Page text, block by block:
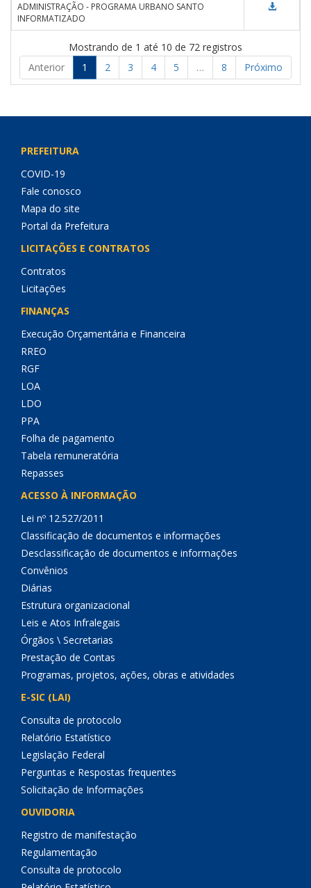
ADMINISTRAÇÃO - PROGRAMA URBANO SANTO
INFORMATIZADO
Mostrando de 1 até 10 de 72 registros
Anterior
1 2 3 4 5 … 8 Próximo
PREFEITURA
COVID-19
Fale conosco
Mapa do site
Portal da Prefeitura
LICITAÇÕES E CONTRATOS
Contratos
Licitações
FINANÇAS
Execução Orçamentária e Financeira
RREO
RGF
LOA
LDO
PPA
Folha de pagamento
Tabela remuneratória
Repasses
ACESSO À INFORMAÇÃO
Lei nº 12.527/2011
Classificação de documentos e informações
Desclassificação de documentos e informações
Convênios
Diárias
Estrutura organizacional
Leis e Atos Infralegais
Órgãos \ Secretarias
Prestação de Contas
Programas, projetos, ações, obras e atividades
E-SIC (LAI)
Consulta de protocolo
Relatório Estatístico
Legislação Federal
Perguntas e Respostas frequentes
Solicitação de Informações
OUVIDORIA
Registro de manifestação
Regulamentação
Consulta de protocolo